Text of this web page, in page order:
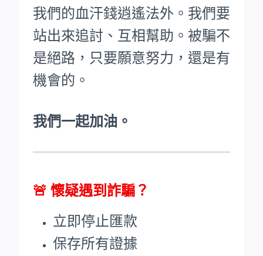
我們的血汗錢逍遙法外。 我們要
站出來追討、互相幫助。被騙不
是絕路，只要願意努力，還是有
機會的。
我們一起加油。
🚨 懷疑遇到詐騙？
立即停止匯款
保存所有證據